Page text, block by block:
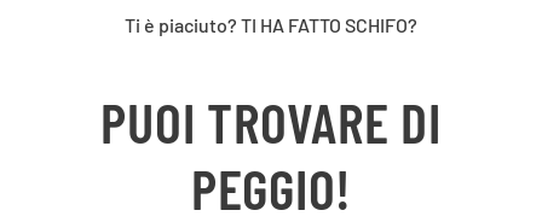
Ti è piaciuto? TI HA FATTO SCHIFO?
PUOI TROVARE DI
PEGGIO!